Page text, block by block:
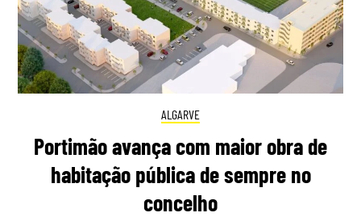
ALGARVE
Portimão avança com maior obra de
habitação pública de sempre no
concelho